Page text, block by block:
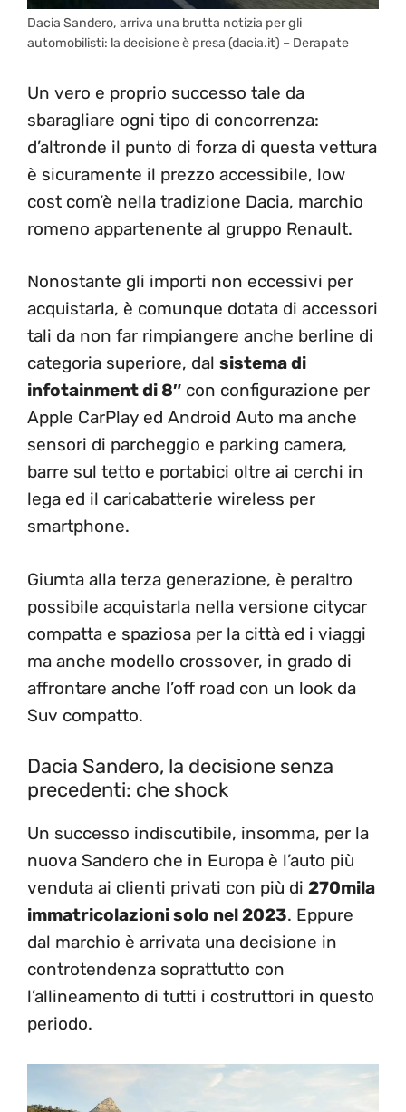
Dacia Sandero, arriva una brutta notizia per gli
automobilisti: la decisione è presa (dacia.it) – Derapate
Un vero e proprio successo tale da
sbaragliare ogni tipo di concorrenza:
d’altronde il punto di forza di questa vettura
è sicuramente il prezzo accessibile, low
cost com’è nella tradizione Dacia, marchio
romeno appartenente al gruppo Renault.
Nonostante gli importi non eccessivi per
acquistarla, è comunque dotata di accessori
tali da non far rimpiangere anche berline di
categoria superiore, dal sistema di
infotainment di 8″ con configurazione per
Apple CarPlay ed Android Auto ma anche
sensori di parcheggio e parking camera,
barre sul tetto e portabici oltre ai cerchi in
lega ed il caricabatterie wireless per
smartphone.
Giumta alla terza generazione, è peraltro
possibile acquistarla nella versione citycar
compatta e spaziosa per la città ed i viaggi
ma anche modello crossover, in grado di
affrontare anche l’off road con un look da
Suv compatto.
Dacia Sandero, la decisione senza
precedenti: che shock
Un successo indiscutibile, insomma, per la
nuova Sandero che in Europa è l’auto più
venduta ai clienti privati con più di 270mila
immatricolazioni solo nel 2023. Eppure
dal marchio è arrivata una decisione in
controtendenza soprattutto con
l’allineamento di tutti i costruttori in questo
periodo.